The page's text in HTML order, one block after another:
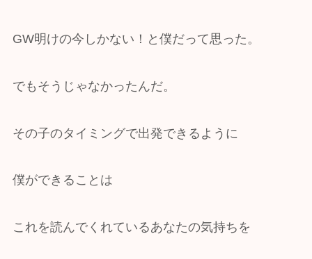
GW明けの今しかない！と僕だって思った。
でもそうじゃなかったんだ。
その子のタイミングで出発できるように
僕ができることは
これを読んでくれているあなたの気持ちを